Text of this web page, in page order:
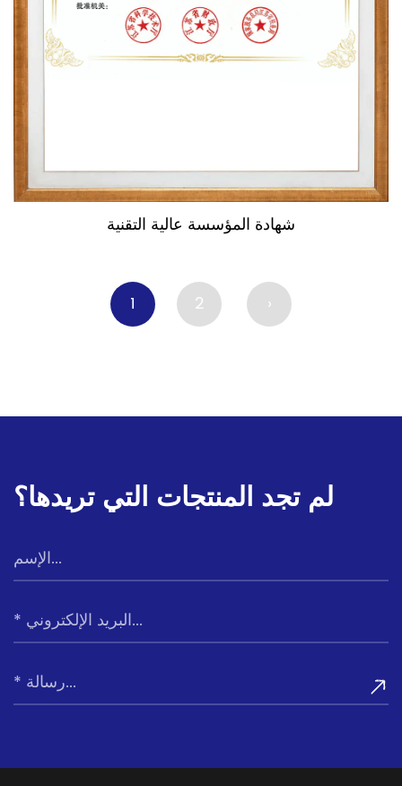
شهادة المؤسسة عالية التقنية
1 2 ›
لم تجد المنتجات التي تريدها؟